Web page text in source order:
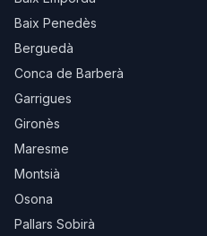
Baix Penedès
Berguedà
Conca de Barberà
Garrigues
Gironès
Maresme
Montsià
Osona
Pallars Sobirà